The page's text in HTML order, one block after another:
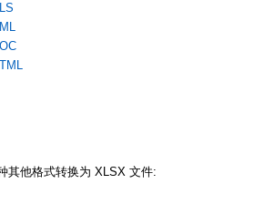
其他格式转换为 XLSX 文件: